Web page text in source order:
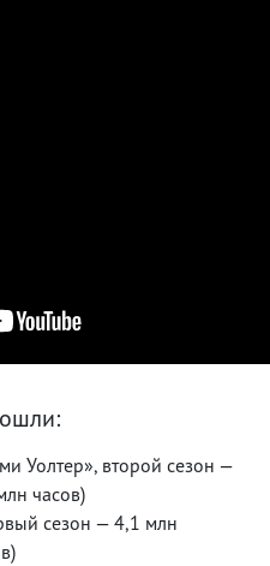
Уолтер», второй сезон —
часов)
сезон — 4,1 млн